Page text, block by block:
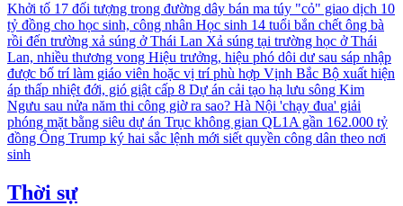
Khởi tố 17 đối tượng trong đường dây bán ma túy "cỏ" giao dịch 10
tỷ đồng cho học sinh, công nhân Học sinh 14 tuổi bắn chết ông bà
rồi đến trường xả súng ở Thái Lan Xả súng tại trường học ở Thái
Lan, nhiều thương vong Hiệu trưởng, hiệu phó dôi dư sau sáp nhập
được bố trí làm giáo viên hoặc vị trí phù hợp Vịnh Bắc Bộ xuất hiện
áp thấp nhiệt đới, gió giật cấp 8 Dự án cải tạo hạ lưu sông Kim
Ngưu sau nửa năm thi công giờ ra sao? Hà Nội 'chạy đua' giải
phóng mặt bằng siêu dự án Trục không gian QL1A gần 162.000 tỷ
đồng Ông Trump ký hai sắc lệnh mới siết quyền công dân theo nơi
sinh
Thời sự